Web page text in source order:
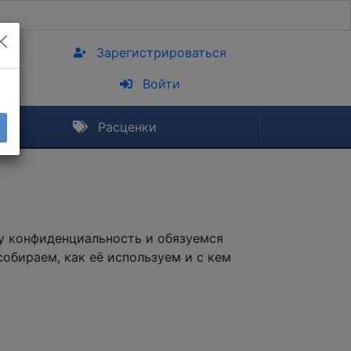
Зарегистрироваться
Войти
Расценки
и обязуемся
как её используем и с кем